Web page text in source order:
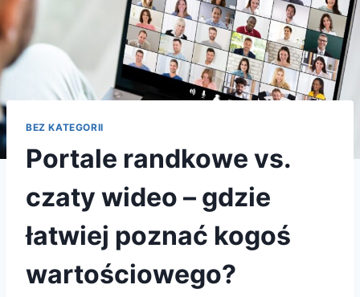
BEZ KATEGORII
Portale randkowe vs.
czaty wideo – gdzie
łatwiej poznać kogoś
wartościowego?